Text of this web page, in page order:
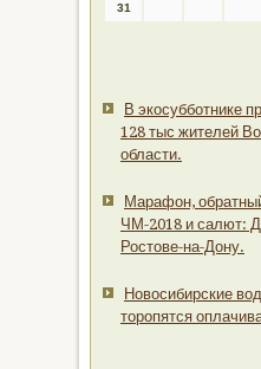
31
В экосубботнике
128 тыс жителей
области.
Марафон,
ЧМ-2018 и салют:
Ростове-на-Дону.
Новосибирские
торопятся